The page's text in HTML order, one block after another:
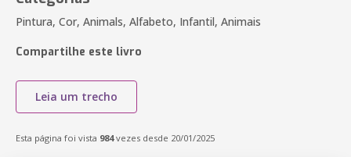
Pintura, Cor, Animals, Alfabeto, Infantil, Animais
Compartilhe este livro
Leia um trecho
Esta página foi vista 984vezes desde 20/01/2025